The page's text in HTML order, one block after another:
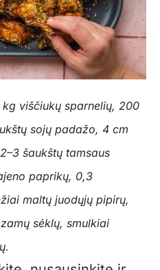
kg viščiukų sparnelių, 200
sojų padažo, 4 cm
šaukštų tamsaus
paprikų, 0,3
maltų juodųjų pipirų,
sėklų, smulkiai